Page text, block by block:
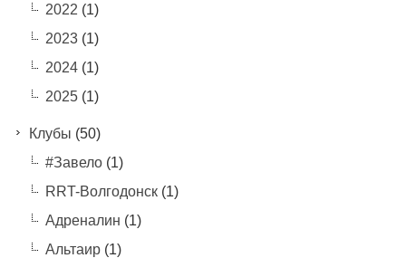
2022 (1)
2023(1)
2024(1)
2025(1)
Клубы (50)
#Завело(1)
RRT-Волгодонск(1)
Адреналин (1)
Альтаир(1)